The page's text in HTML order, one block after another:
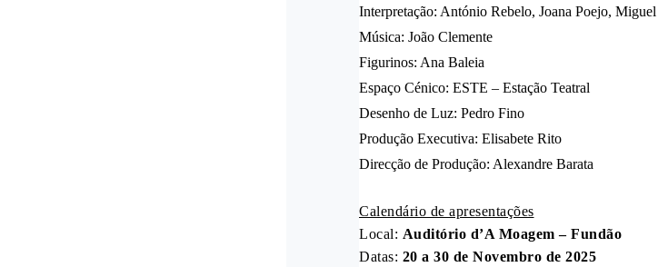
Interpretação: António Rebelo, Joana Poejo,
Música: João Clemente
Figurinos: Ana Baleia
Espaço Cénico: ESTE – Estação Teatral
Desenho de Luz: Pedro Fino
Produção Executiva: Elisabete Rito
Direcção de Produção: Alexandre Barata
Calendário de apresentações
Local: Auditório d’A Moagem – Fundão
Datas: 20 a 30 de Novembro de 2025